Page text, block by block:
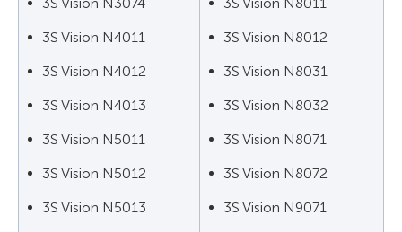
3S Vision N4011
3S Vision N4012
3S Vision N4013
3S Vision N5011
3S Vision N5012
3S Vision N5013
3S Vision N8012
3S Vision N8031
3S Vision N8032
3S Vision N8071
3S Vision N8072
3S Vision N9071